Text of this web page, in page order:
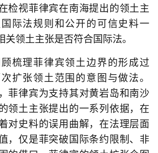
检视菲律宾在南海提出的领土主
际法规则和公开的可信史料一
关领土主张是否符合国际法。
梳理菲律宾领土边界的形成过
扩张领土范围的意图与做法。
菲律宾为支持其对黄岩岛和南沙
领土主张提出的一系列依据，在
对史料的误用曲解，在法理层面
，仅是菲突破国际条约限制、非